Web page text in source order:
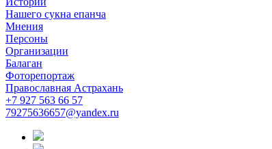
Нашего сукна епанча
Мнения
Персоны
Организации
Балаган
Фоторепортаж
Православная Астрахань
+7 927 563 66 57
79275636657@yandex.ru